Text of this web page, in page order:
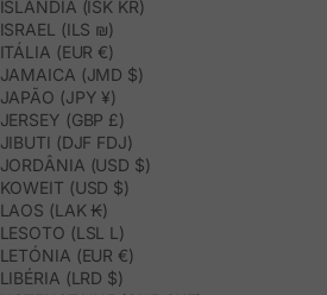
ISLÂNDIA (ISK KR)
ISRAEL (ILS ₪)
ITÁLIA (EUR €)
JAMAICA (JMD $)
JAPÃO (JPY ¥)
JERSEY (GBP £)
JIBUTI (DJF FDJ)
JORDÂNIA (USD $)
KOWEIT (USD $)
LAOS (LAK ₭)
LESOTO (LSL L)
LETÓNIA (EUR €)
LIBÉRIA (LRD $)